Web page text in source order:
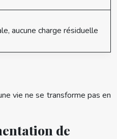
aucune charge résiduelle
vie ne se transforme pas en
de